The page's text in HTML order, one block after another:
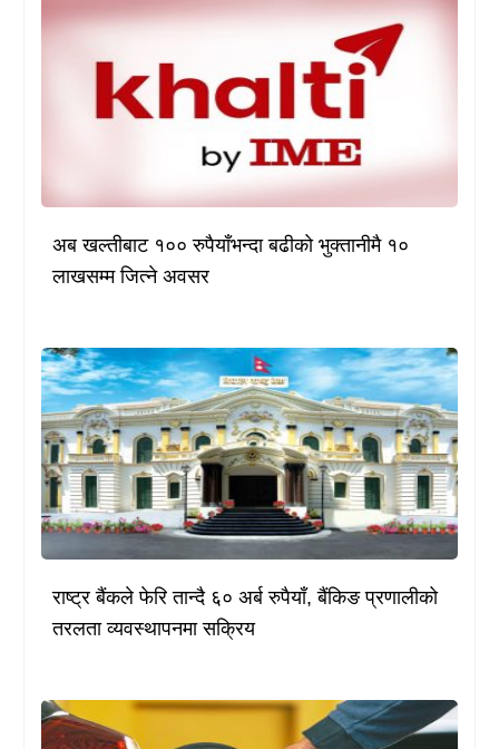
अब खल्तीबाट १०० रुपैयाँभन्दा बढीको भुक्तानीमै १०
लाखसम्म जित्ने अवसर
राष्ट्र बैंकले फेरि तान्दै ६० अर्ब रुपैयाँ, बैंकिङ प्रणालीको
तरलता व्यवस्थापनमा सक्रिय